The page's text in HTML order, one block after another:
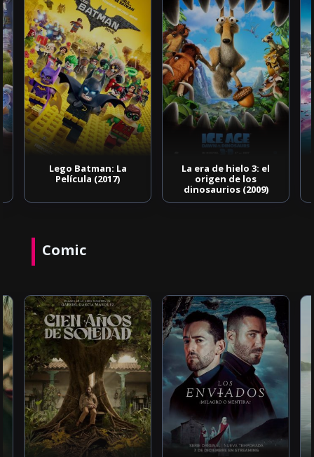
Lego Batman: La
Película (2017)
La era de hielo 3: el
origen de los
dinosaurios (2009)
Comic